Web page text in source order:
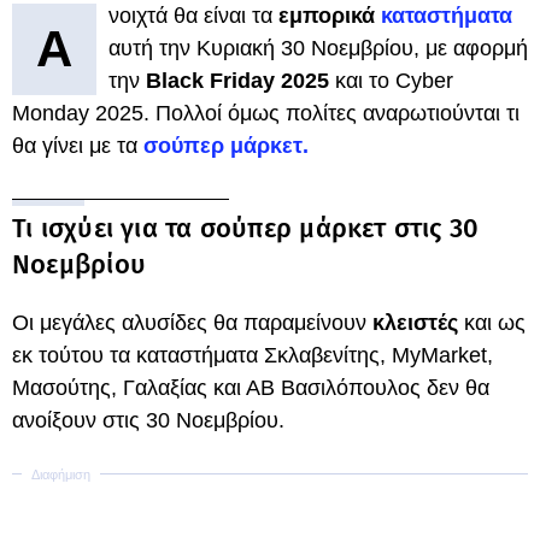
Α
νοιχτά θα είναι τα εμπορικά καταστήματα
αυτή την Κυριακή 30 Νοεμβρίου, με αφορμή
την Black Friday 2025 και το Cyber
Monday 2025. Πολλοί όμως πολίτες αναρωτιούνται τι
θα γίνει με τα σούπερ μάρκετ.
Τι ισχύει για τα σούπερ μάρκετ στις 30
Νοεμβρίου
Οι μεγάλες αλυσίδες θα παραμείνουν κλειστές και ως
εκ τούτου τα καταστήματα Σκλαβενίτης, MyMarket,
Μασούτης, Γαλαξίας και ΑΒ Βασιλόπουλος δεν θα
ανοίξουν στις 30 Νοεμβρίου.